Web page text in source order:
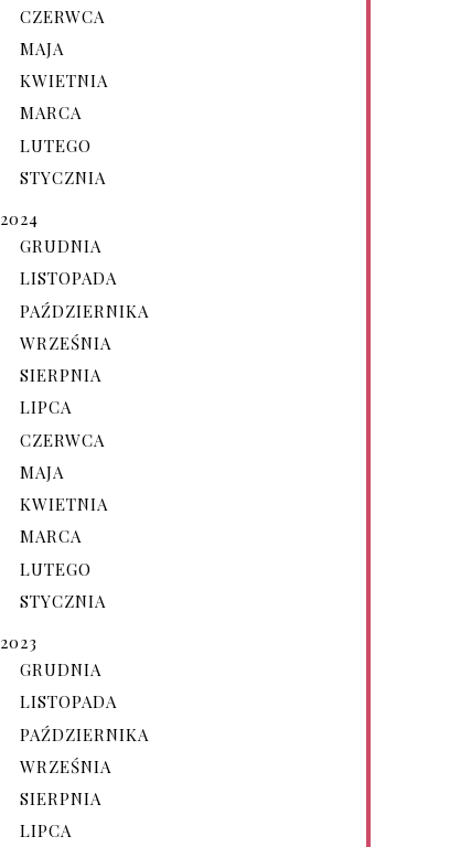
CZERWCA
MAJA
KWIETNIA
MARCA
LUTEGO
STYCZNIA
2024
GRUDNIA
LISTOPADA
PAŹDZIERNIKA
WRZEŚNIA
SIERPNIA
LIPCA
CZERWCA
MAJA
KWIETNIA
MARCA
LUTEGO
STYCZNIA
2023
GRUDNIA
LISTOPADA
PAŹDZIERNIKA
WRZEŚNIA
SIERPNIA
LIPCA